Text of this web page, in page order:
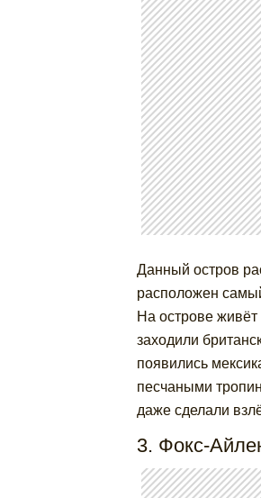
Данный остров
расположен
На острове
заходили
появились
песчаными
даже сделали
3. Фокс-